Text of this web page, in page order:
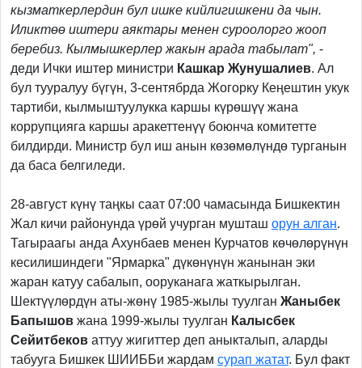
кызматкерлердин бул ишке кийлигишкени да чын.
Иликтөө иштери аяктары менен суроолорго жооп
беребиз. Кылмышкерлер жакын арада табылат", -
деди Ички иштер министри Кашкар Жунушалиев. Ал
бул тууралуу бүгүн, 3-сентябрда Жогорку Кеңештин укук
тартиби, кылмыштуулукка каршы күрөшүү жана
коррупцияга каршы аракеттенүү боюнча комитетте
билдирди. Министр бул иш анын көзөмөлүндө турганын
да баса белгиледи.
28-август күнү таңкы саат 07:00 чамасында Бишкектин
Жал кичи районунда үрөй учурган мушташ орун алган.
Тагыраагы анда Ахунбаев менен Курчатов көчөлөрүнүн
кесилишиндеги "Ярмарка" дүкөнүнүн жанынан эки
жаран катуу сабалып, ооруканага жаткырылган.
Шектүүлөрдүн аты-жөнү 1985-жылы туулган Жаныбек
Бапышов жана 1999-жылы туулган Калысбек
Сейитбеков аттуу жигиттер деп аныкталып, аларды
табууга Бишкек ШИИББи жардам сурап жатат. Бул факт